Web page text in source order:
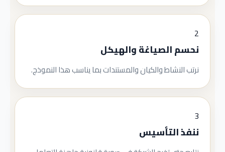
2
نحسم الصياغة والهيكل
نرتب النشاط والكيان والمستندات بما يناسب هذا النموذج.
3
ننفذ التأسيس